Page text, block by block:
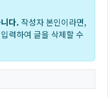
다. 작성자 본인이라면,
력하여 글을 삭제할 수